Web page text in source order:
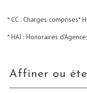
* CC : Charges comprises*
* HAI : Honoraires
Affiner ou